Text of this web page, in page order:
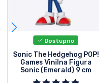
Dostupno
Sonic The Hedgehog POP!
Games Vinilna Figura
Sonic (Emerald) 9 cm